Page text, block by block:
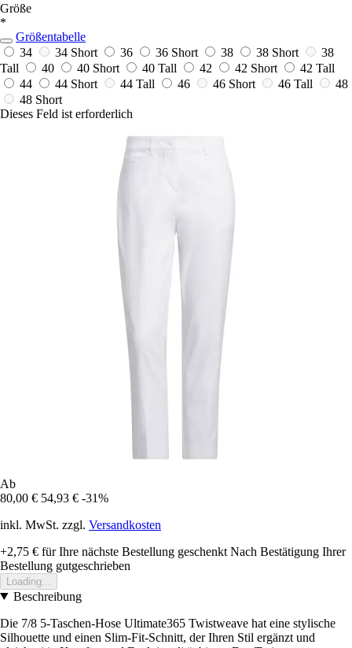
Größe
*
Größentabelle
34
34 Short 36 36 Short 38 38 Short
38
Tall
40 40 Short 40 Tall 42 42 Short
42 Tall
44
44 Short 44 Tall 46 46 Short 46 Tall
48
48 Short
Dieses Feld ist erforderlich
Ab
80,00 € 54,93 € -31%
inkl. MwSt. zzgl. Versandkosten
+2,75 € für Ihre nächste Bestellung geschenkt Nach Bestätigung Ihrer
Bestellung gutgeschrieben
Loading...
Beschreibung
Die 7/8 5-Taschen-Hose Ultimate365 Twistweave hat eine stylische
Silhouette und einen Slim-Fit-Schnitt, der Ihren Stil ergänzt und